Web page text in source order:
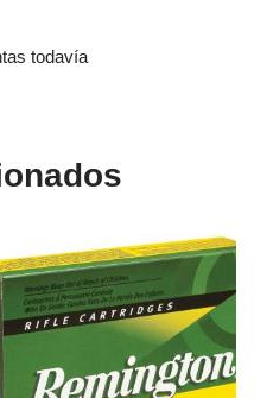
todavía